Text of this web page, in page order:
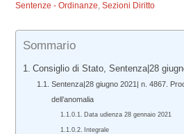
Sentenze - Ordinanze,Sezioni Diritto
Sommario
Consiglio di Stato, Sentenza|28
Sentenza|28 giugno 2021| n. 4867.
dell’anomalia
Data udienza 28 gennaio 2021
Integrale